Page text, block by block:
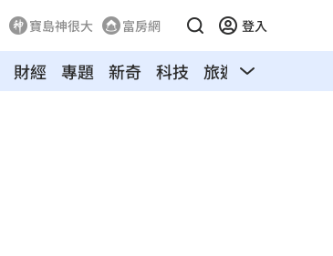
寶島神很大 富房網 登入
財經 專題 新奇 科技 旅遊 汽車